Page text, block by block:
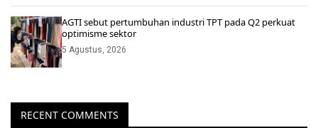
AGTI sebut pertumbuhan industri TPT pada Q2 perkuat
optimisme sektor
5 Agustus, 2026
RECENT COMMENTS